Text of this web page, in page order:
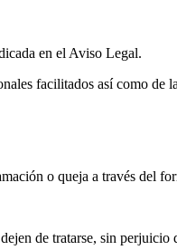
en el Aviso Legal.
facilitados así como de
o queja a través del
de tratarse, sin